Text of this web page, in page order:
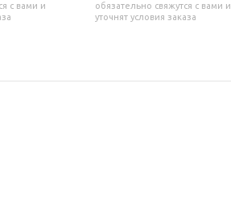
с вами и
обязательно свяжутся с вами и
уточнят условия заказа